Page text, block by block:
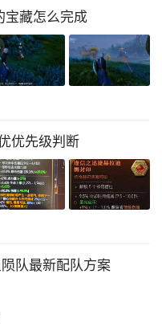
宝藏怎么完成
优先级判断
队最新配队方案